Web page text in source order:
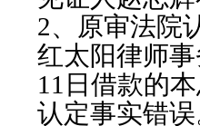
2、原审法院
红太阳律师
11 日借款的
认定事实错